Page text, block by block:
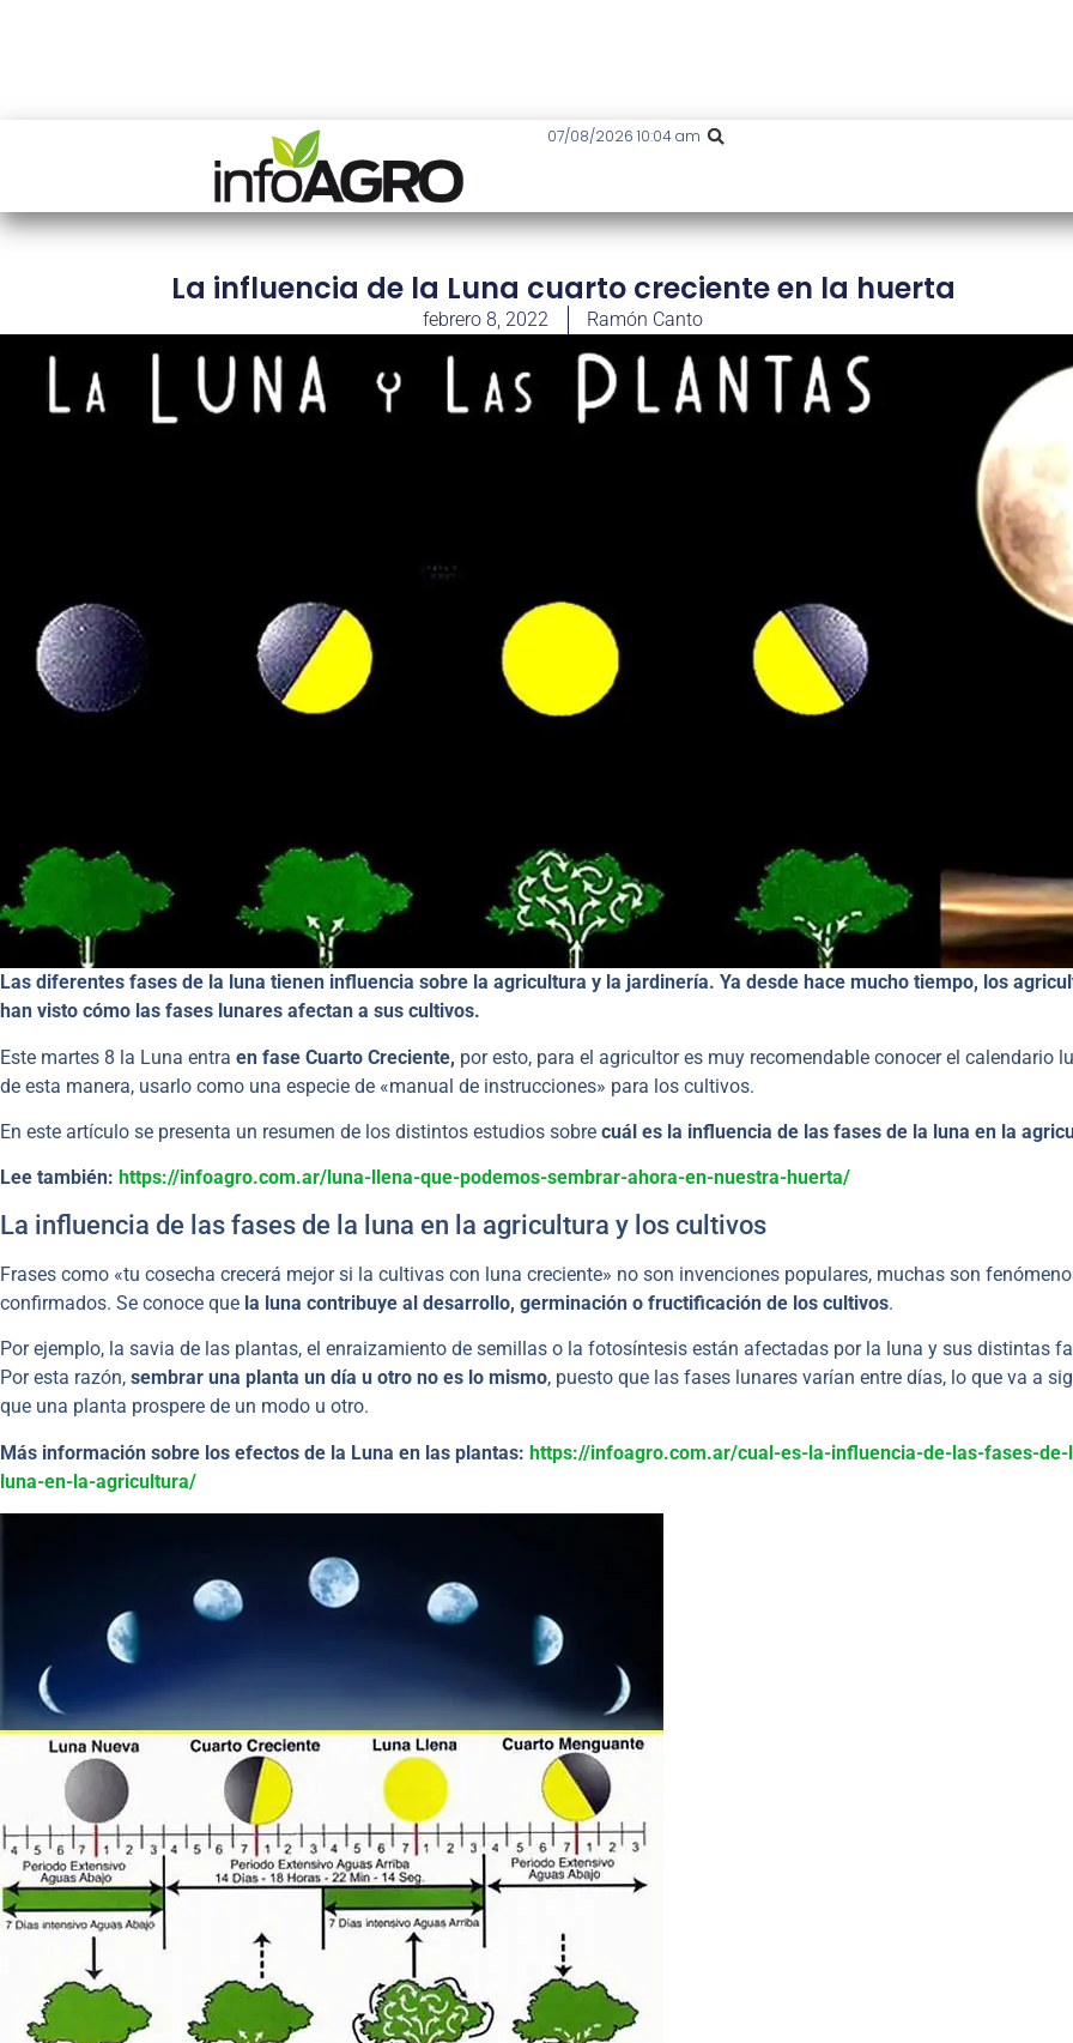
07/08/2026 10:04 am
La influencia de la Luna cuarto creciente en la huerta
febrero 8, 2022 Ramón Canto
Las diferentes fases de la luna tienen influencia sobre la agricultura y la jardinería. Ya desde hace mucho tiempo, los
han visto cómo las fases lunares afectan a sus cultivos.
Este martes 8 la Luna entra en fase Cuarto Creciente, por esto, para el agricultor es muy recomendable conocer el calendario
de esta manera, usarlo como una especie de «manual de instrucciones» para los cultivos.
En este artículo se presenta un resumen de los distintos estudios sobre cuál es la influencia de las fases de la luna en la
Lee también: https://infoagro.com.ar/luna-llena-que-podemos-sembrar-ahora-en-nuestra-huerta/
La influencia de las fases de la luna en la agricultura y los cultivos
Frases como «tu cosecha crecerá mejor si la cultivas con luna creciente» no son invenciones populares, muchas son
confirmados. Se conoce que la luna contribuye al desarrollo, germinación o fructificación de los cultivos.
Por ejemplo, la savia de las plantas, el enraizamiento de semillas o la fotosíntesis están afectadas por la luna y sus distintas
Por esta razón, sembrar una planta un día u otro no es lo mismo, puesto que las fases lunares varían entre días, lo que va a
que una planta prospere de un modo u otro.
Más información sobre los efectos de la Luna en las plantas: https://infoagro.com.ar/cual-es-la-influencia-de-las-fases-de-
luna-en-la-agricultura/